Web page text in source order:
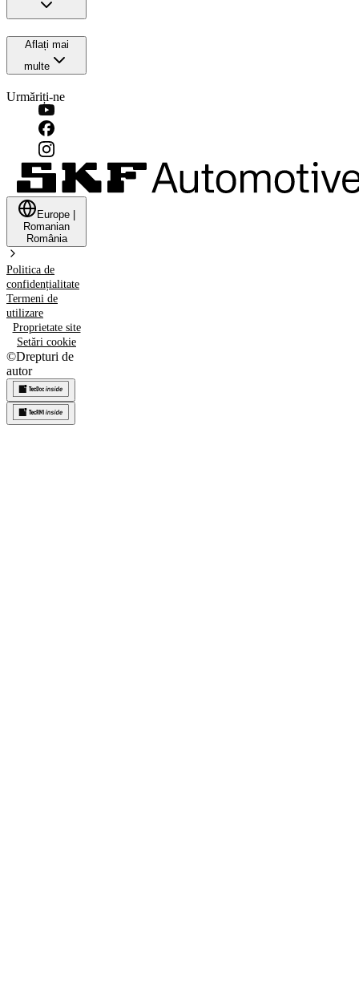
Aflați mai
multe
Urmăriți-ne
Europe
Romanian
România
Politica de
confidențialitate
Termeni de
utilizare
Proprietate site
Setări cookie
©Drepturi de
autor